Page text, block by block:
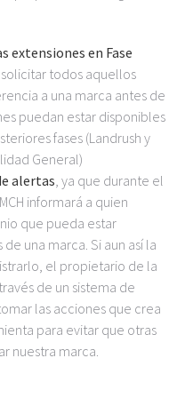
extensiones en Fase
todos aquellos
a una marca antes de
puedan estar disponibles
fases (Landrush y
General)
alertas, ya que durante el
informará a quien
que pueda estar
una marca. Si aun así la
el propietario de la
de un sistema de
las acciones que crea
para evitar que otras
nuestra marca.